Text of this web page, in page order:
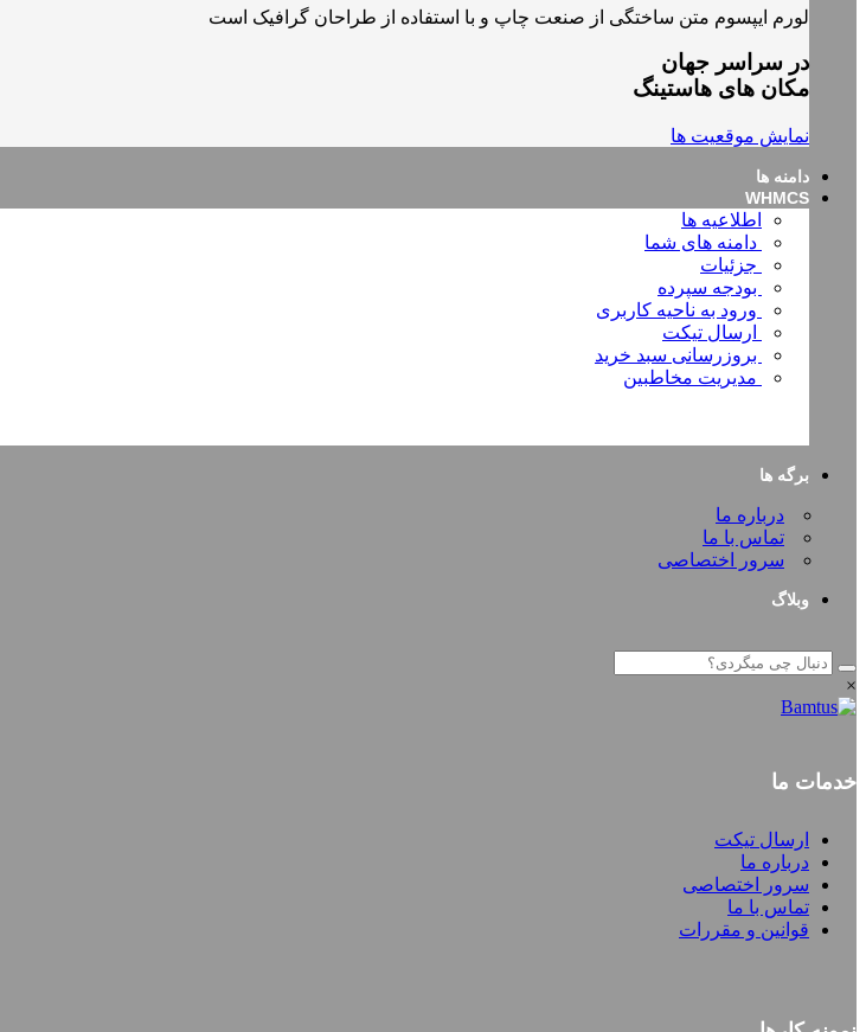
لورم ایپسوم متن ساختگی از صنعت چاپ و با استفاده از طراحان گرافیک است
در سراسر جهان
مکان های هاستینگ
نمایش موقعیت ها
دامنه ها
WHMCS
اطلاعیه ها
دامنه های شما
جزئیات
بودجه سپرده
ورود به ناحیه کاربری
ارسال تیکت
بروزرسانی سبد خرید
مدیریت مخاطبین
برگه ها
درباره ما
تماس با ما
سرور اختصاصی
وبلاگ
×
خدمات ما
ارسال تیکت
درباره ما
سرور اختصاصی
تماس با ما
قوانین و مقررات